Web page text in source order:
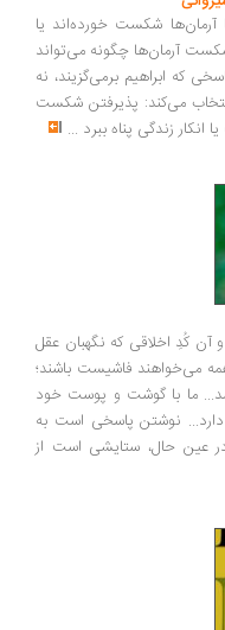
شکست خورده‌اند یا
آرمان‌ها چگونه می‌تواند
که ابراهیم برمی‌گزیند، نه
می‌کند: پذیرفتن شکست
انکار زندگی پناه ببرد ...
آن کُدِ اخلاقی که نگهبان عقل
می‌خواهند فاشیست باشند؛
ما با گوشت و پوست خود
نوشتن پاسخی است به
در عین حال، ستایشی است از